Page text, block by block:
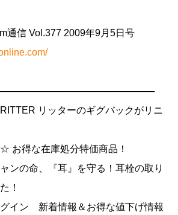
通信 Vol.377 2009年9月5日号
RITTER リッターのギグバックがリニ
お得な在庫処分特価商品！
ンの命、『耳』を守る！耳栓の取り
！
グイン 新着情報＆お得な値下げ情報